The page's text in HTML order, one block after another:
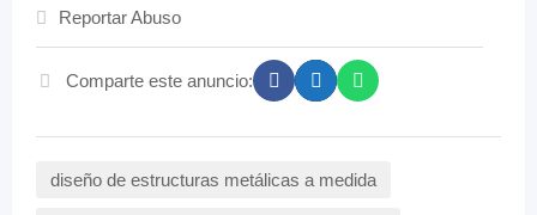
Reportar Abuso
Comparte este anuncio:
diseño de estructuras metálicas a medida